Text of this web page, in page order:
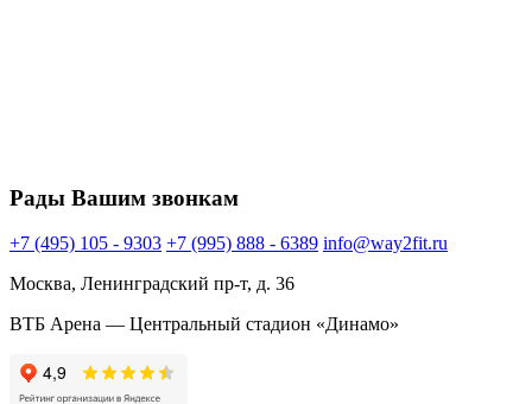
Рады Вашим звонкам
+7 (495) 105 - 9303 +7 (995) 888 - 6389 info@way2fit.ru
Москва, Ленинградский пр-т, д. 36
ВТБ Арена — Центральный стадион «Динамо»